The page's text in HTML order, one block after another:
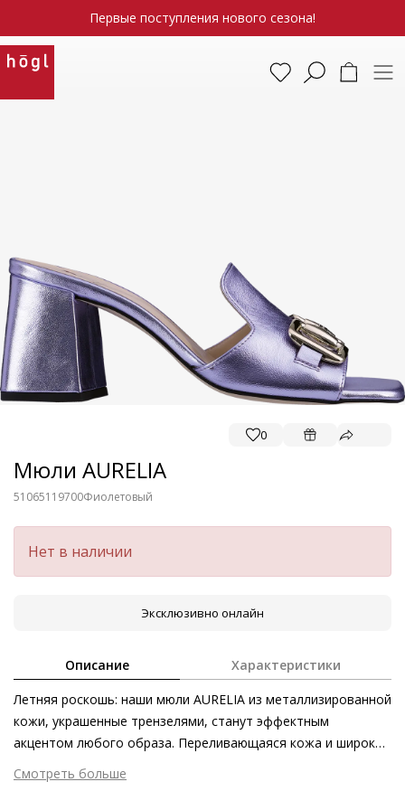
Первые поступления нового сезона!
0
Мюли AURELIA
51065119700Фиолетовый
Нет в наличии
Эксклюзивно онлайн
Описание Характеристики
Летняя роскошь: наши мюли AURELIA из металлизированной
кожи, украшенные трензелями, станут эффектным
акцентом любого образа. Переливающаяся кожа и широкие
блочные каблуки подчёркивают стиль ретро.
Непринуждённое изящество и высокий уровень комфорта
Смотреть больше